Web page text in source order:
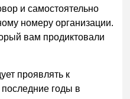
и самостоятельно
номеру организации.
вам продиктовали
проявлять к
годы в